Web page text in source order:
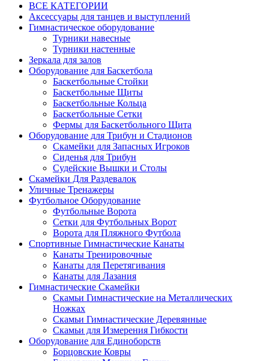
ВСЕ КАТЕГОРИИ
Аксессуары для танцев и выступлений
Гимнастическое оборудование
Турники навесные
Турники настенные
Зеркала для залов
Оборудование для Баскетбола
Баскетбольные Стойки
Баскетбольные Щиты
Баскетбольные Кольца
Баскетбольные Сетки
Фермы для Баскетбольного Щита
Оборудование для Трибун и Стадионов
Скамейки для Запасных Игроков
Сиденья для Трибун
Судейские Вышки и Столы
Скамейки Для Раздевалок
Уличные Тренажеры
Футбольное Оборудование
Футбольные Ворота
Сетки для Футбольных Ворот
Ворота для Пляжного Футбола
Спортивные Гимнастические Канаты
Канаты Тренировочные
Канаты для Перетягивания
Канаты для Лазания
Гимнастические Скамейки
Скамьи Гимнастические на Металлических
Ножках
Скамьи Гимнастические Деревянные
Скамьи для Измерения Гибкости
Оборудование для Единоборств
Борцовские Ковры